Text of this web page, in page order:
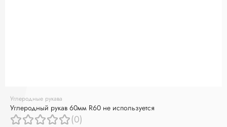
Углеродные рукава
Углеродный рукав 60мм R60 не используется
(0)